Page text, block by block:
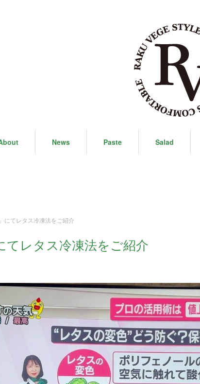
News Paste Salad
にてレタス冷凍法をご紹介
てレタス冷凍法をご紹介